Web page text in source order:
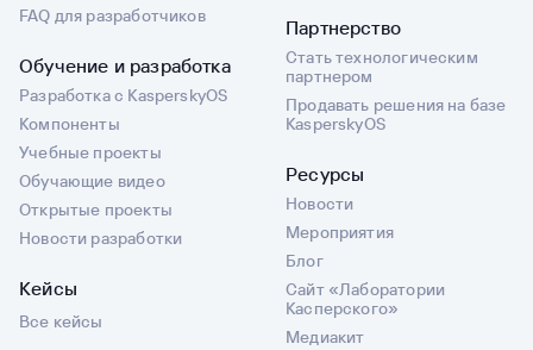
FAQ для разработчиков
Обучение и разработка
Разработка с KasperskyOS
Компоненты
Учебные проекты
Обучающие видео
Открытые проекты
Новости разработки
Кейсы
Все кейсы
Партнерство
Стать технологическим
партнером
Продавать решения на базе
KasperskyOS
Ресурсы
Новости
Мероприятия
Блог
Сайт «Лаборатории
Касперского»
Медиакит